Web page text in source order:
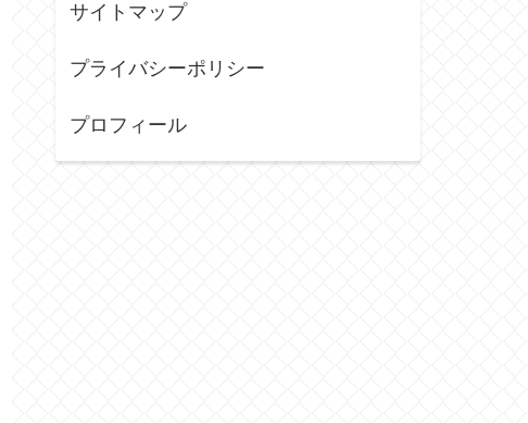
サイトマップ
プライバシーポリシー
プロフィール